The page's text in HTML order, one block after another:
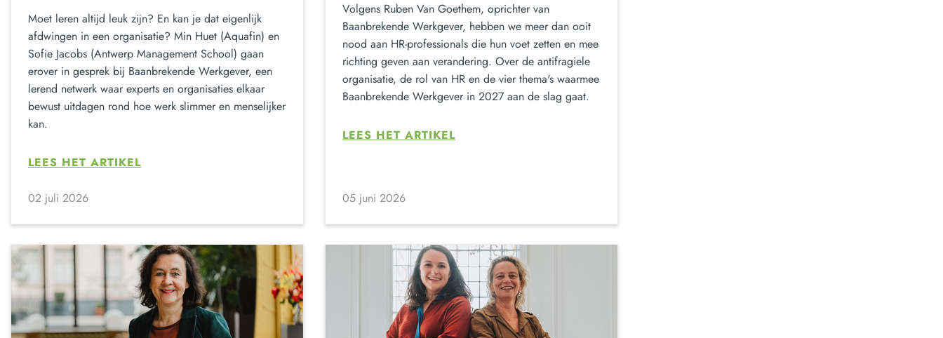
Moet leren altijd leuk zijn? En kan je dat eigenlijk
afdwingen in een organisatie? Min Huet (Aquafin) en
Sofie Jacobs (Antwerp Management School) gaan
erover in gesprek bij Baanbrekende Werkgever, een
lerend netwerk waar experts en organisaties elkaar
bewust uitdagen rond hoe werk slimmer en menselijker
kan.
LEES HET ARTIKEL
02 juli 2026
Volgens Ruben Van Goethem, oprichter van
Baanbrekende Werkgever, hebben we meer dan ooit
nood aan HR-professionals die hun voet zetten en mee
richting geven aan verandering. Over de antifragiele
organisatie, de rol van HR en de vier thema's waarmee
Baanbrekende Werkgever in 2027 aan de slag gaat.
LEES HET ARTIKEL
05 juni 2026